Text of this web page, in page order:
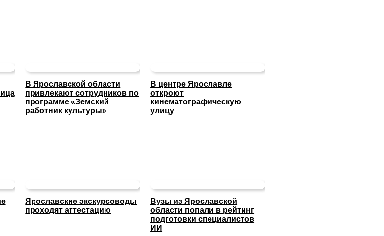
В Ярославской области
привлекают сотрудников по
программе «Земский
работник культуры»
В центре Ярославле
откроют
кинематографическую
улицу
Ярославские экскурсоводы
проходят аттестацию
Вузы из Ярославской
области попали в рейтинг
подготовки специалистов
ИИ